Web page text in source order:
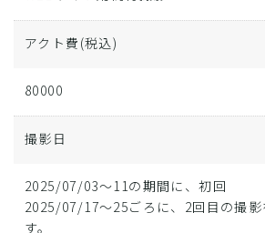
アクト費 (税込)
80000
撮影日
2025/07/03～11の期間に、初回
2025/07/17～25ごろに、2回目の撮影
す。